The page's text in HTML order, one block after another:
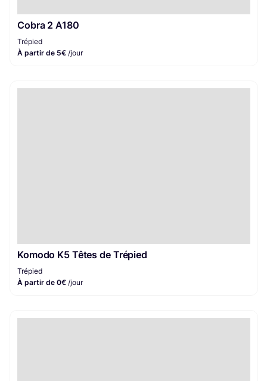
Cobra 2 A180
Trépied
À partir de 5€ /jour
Komodo K5 Têtes de Trépied
Trépied
À partir de 0€ /jour